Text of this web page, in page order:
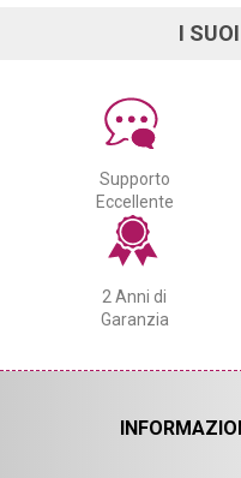
I
Supporto
Eccellente
2 Anni di
Garanzia